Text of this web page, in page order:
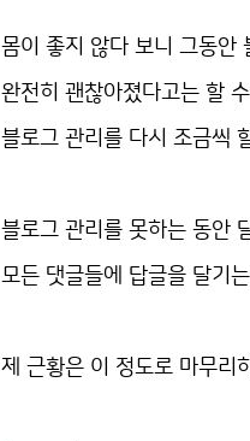
몸이 좋지 않다 보니 그동안
완전히 괜찮아졌다고는 할
블로그 관리를 다시 조금씩
블로그 관리를 못하는 동안
모든 댓글들에 답글을 달기
제 근황은 이 정도로 마무리